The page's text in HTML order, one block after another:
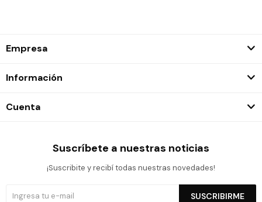
Empresa
Información
Cuenta
Suscríbete a nuestras noticias
¡Suscribite y recibí todas nuestras novedades!
SUSCRIBIRME